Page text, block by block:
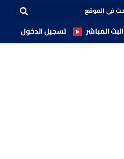
البث المباشر تسجيل الدخول